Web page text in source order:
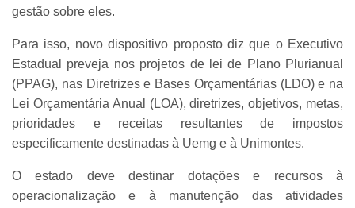
gestão sobre eles.
Para isso, novo dispositivo proposto diz que o Executivo
Estadual preveja nos projetos de lei de Plano Plurianual
(PPAG), nas Diretrizes e Bases Orçamentárias (LDO) e na
Lei Orçamentária Anual (LOA), diretrizes, objetivos, metas,
prioridades e receitas resultantes de impostos
especificamente destinadas à Uemg e à Unimontes.
O estado deve destinar dotações e recursos à
operacionalização e à manutenção das atividades